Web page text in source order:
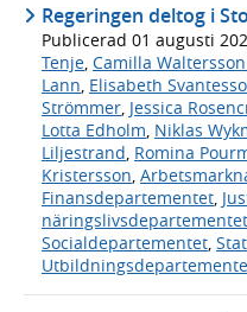
Regeringen deltog i
Publicerad 01 augusti
Tenje, Camilla
Lann, Elisabeth
Strömmer, Jessica
Lotta Edholm, Niklas
Liljestrand, Romina
Kristersson,
Finansdepartementet,
näringslivsdepartementet
Socialdepartementet,